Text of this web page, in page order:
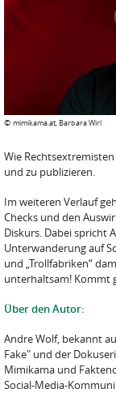
© mimikama.at, Barbara Wirl
Wie
und zu publizieren.
Im weiteren Verlauf
Checks und den
Diskurs. Dabei spricht
Unterwanderung auf
und „Trollfabriken“
unterhaltsam! Kommt
Über den Autor:
Andre Wolf, bekannt
Fake" und der
Mimikama und
Social-Media-